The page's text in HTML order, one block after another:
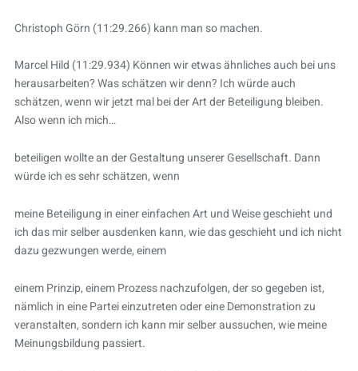
Christoph Görn (11:29.266) kann man so machen.
Marcel Hild (11:29.934) Können wir etwas ähnliches auch bei uns
herausarbeiten? Was schätzen wir denn? Ich würde auch
schätzen, wenn wir jetzt mal bei der Art der Beteiligung bleiben.
Also wenn ich mich…
beteiligen wollte an der Gestaltung unserer Gesellschaft. Dann
würde ich es sehr schätzen, wenn
meine Beteiligung in einer einfachen Art und Weise geschieht und
ich das mir selber ausdenken kann, wie das geschieht und ich nicht
dazu gezwungen werde, einem
einem Prinzip, einem Prozess nachzufolgen, der so gegeben ist,
nämlich in eine Partei einzutreten oder eine Demonstration zu
veranstalten, sondern ich kann mir selber aussuchen, wie meine
Meinungsbildung passiert.